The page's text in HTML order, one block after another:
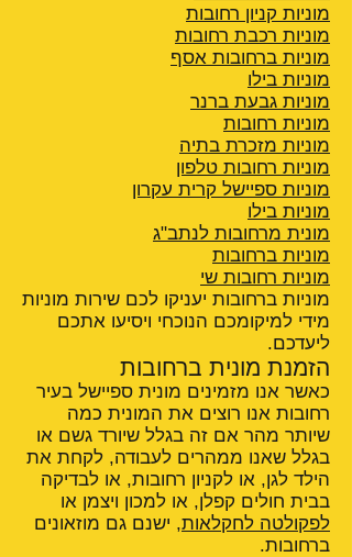
מוניות קניון רחובות
מוניות רכבת רחובות
מוניות ברחובות אסף
מוניות בילו
מוניות גבעת ברנר
מוניות רחובות
מוניות מזכרת בתיה
מוניות רחובות טלפון
מוניות ספיישל קרית עקרון
מוניות בילו
מונית מרחובות לנתב"ג
מוניות ברחובות
מוניות רחובות שי
מוניות ברחובות יעניקו לכם שירות מוניות
מידי למיקומכם הנוכחי ויסיעו אתכם
ליעדכם.
הזמנת מונית ברחובות
כאשר אנו מזמינים מונית ספיישל בעיר
רחובות אנו רוצים את המונית כמה
שיותר מהר אם זה בגלל שיורד גשם או
בגלל שאנו ממהרים לעבודה, לקחת את
הילד לגן, או לקניון רחובות, או לבדיקה
בבית חולים קפלן, או למכון ויצמן או
לפקולטה לחקלאות, ישנם גם מוזאונים
ברחובות.